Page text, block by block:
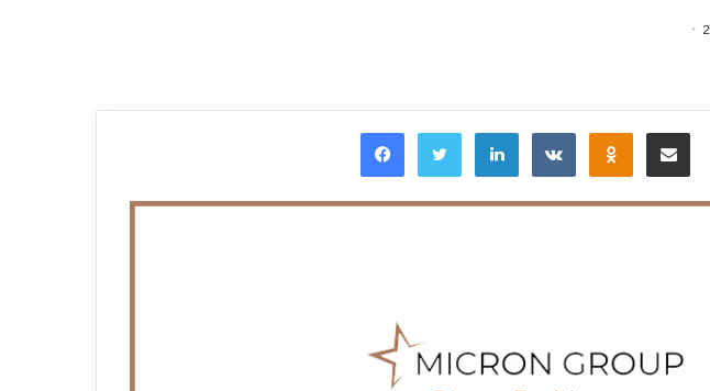
FacebookTwitterLinkedInВконтакте Поделиться через